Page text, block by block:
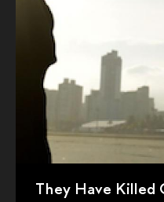
They Have Killed